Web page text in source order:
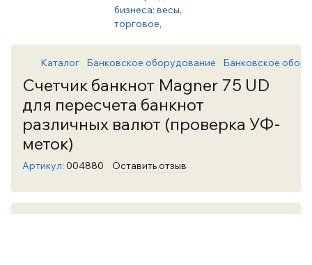
Каталог Банковское оборудование Банковское
Счетчик банкнот Magner 75 UD
для пересчета банкнот
различных валют (проверка УФ-
меток)
Артикул: 004880 Оставить отзыв